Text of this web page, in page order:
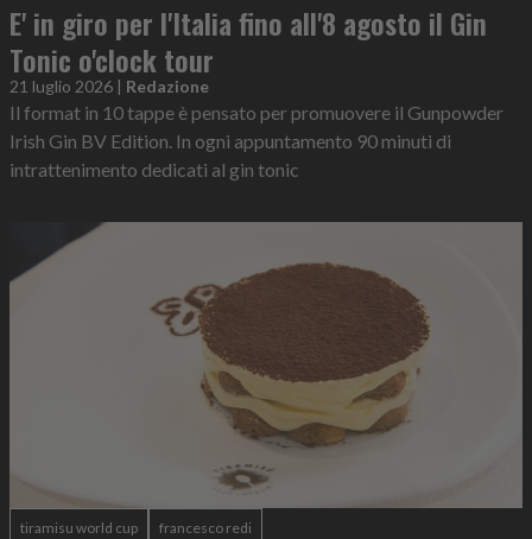
E' in giro per l'Italia fino all'8 agosto il Gin
Tonic o'clock tour
21 luglio 2026 | Redazione
Il format in 10 tappe è pensato per promuovere il Gunpowder
Irish Gin BV Edition. In ogni appuntamento 90 minuti di
intrattenimento dedicati al gin tonic
tiramisu world cup francesco redi